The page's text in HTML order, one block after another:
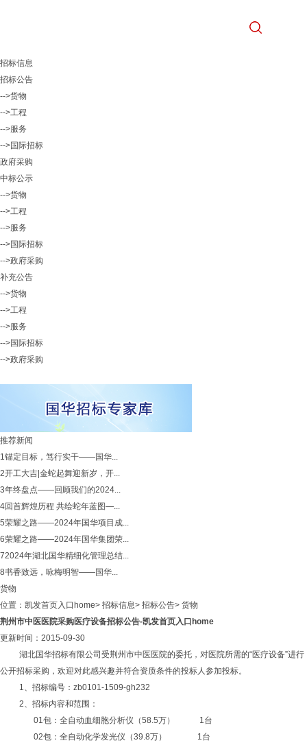
招标信息
招标公告
-->货物
-->工程
-->服务
-->国际招标
政府采购
中标公示
-->货物
-->工程
-->服务
-->国际招标
-->政府采购
补充公告
-->货物
-->工程
-->服务
-->国际招标
-->政府采购
推荐新闻
1锚定目标，笃行实干——国华...
2开工大吉|金蛇起舞迎新岁，开...
3年终盘点——回顾我们的2024...
4回首辉煌历程 共绘蛇年蓝图—...
5荣耀之路——2024年国华项目成...
6荣耀之路——2024年国华集团荣...
72024年湖北国华精细化管理总结...
8书香致远，咏梅明智——国华...
货物
位置： 凯发首页入口home> 招标信息> 招标公告> 货物
荆州市中医医院采购医疗设备招标公告-凯发首页入口home
更新时间：2015-09-30
湖北国华招标有限公司受荆州市中医医院的委托，对医院所需的“医疗设备”进行
公开招标采购，欢迎对此感兴趣并符合资质条件的投标人参加投标。
1、招标编号：zb0101-1509-gh232
2、招标内容和范围：
01包：全自动血细胞分析仪（58.5万） 1台
02包：全自动化学发光仪（39.8万） 1台